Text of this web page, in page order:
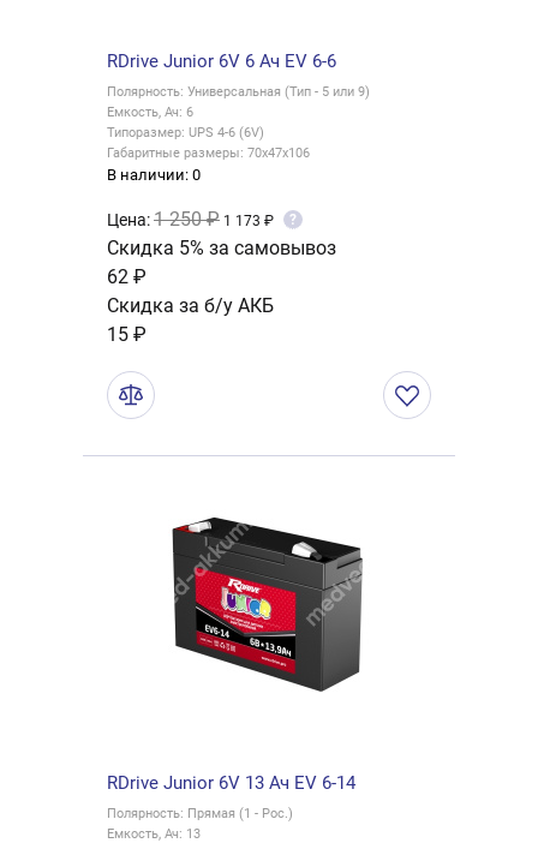
RDrive Junior 6V 6 Ач EV 6-6
Полярность: Универсальная (Тип - 5 или 9)
Емкость, Ач: 6
Типоразмер: UPS 4-6 (6V)
Габаритные размеры: 70x47x106
В наличии: 0
Цена:1 250 ₽ 1 173 ₽ ?
Скидка 5% за самовывоз
62 ₽
Скидка за б/у АКБ
15 ₽
RDrive Junior 6V 13 Ач EV 6-14
Полярность: Прямая (1 - Рос.)
Емкость, Ач: 13